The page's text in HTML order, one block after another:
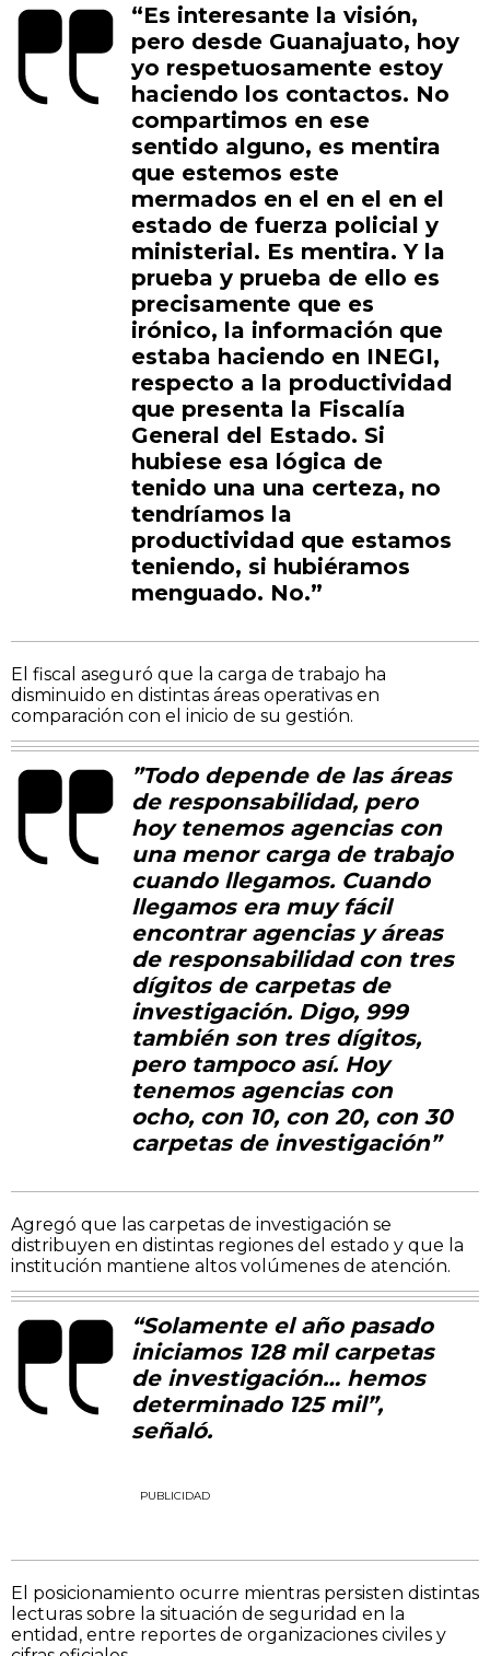
“Es interesante la visión,
pero desde Guanajuato, hoy
yo respetuosamente estoy
haciendo los contactos. No
compartimos en ese
sentido alguno, es mentira
que estemos este
mermados en el en el en el
estado de fuerza policial y
ministerial. Es mentira. Y la
prueba y prueba de ello es
precisamente que es
irónico, la información que
estaba haciendo en INEGI,
respecto a la productividad
que presenta la Fiscalía
General del Estado. Si
hubiese esa lógica de
tenido una una certeza, no
tendríamos la
productividad que estamos
teniendo, si hubiéramos
menguado. No.”
El fiscal aseguró que la carga de trabajo ha
disminuido en distintas áreas operativas en
comparación con el inicio de su gestión.
”Todo depende de las áreas
de responsabilidad, pero
hoy tenemos agencias con
una menor carga de trabajo
cuando llegamos. Cuando
llegamos era muy fácil
encontrar agencias y áreas
de responsabilidad con tres
dígitos de carpetas de
investigación. Digo, 999
también son tres dígitos,
pero tampoco así. Hoy
tenemos agencias con
ocho, con 10, con 20, con 30
carpetas de investigación”
Agregó que las carpetas de investigación se
distribuyen en distintas regiones del estado y que la
institución mantiene altos volúmenes de atención.
“Solamente el año pasado
iniciamos 128 mil carpetas
de investigación… hemos
determinado 125 mil”,
señaló.
PUBLICIDAD
El posicionamiento ocurre mientras persisten distintas
lecturas sobre la situación de seguridad en la
entidad, entre reportes de organizaciones civiles y